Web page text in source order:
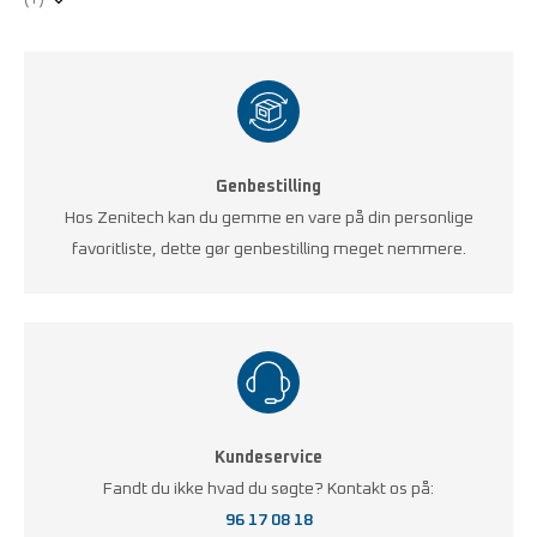
Genbestilling
Hos Zenitech kan du gemme en vare på din personlige
favoritliste, dette gør genbestilling meget nemmere.
Kundeservice
Fandt du ikke hvad du søgte? Kontakt os på:
96 17 08 18